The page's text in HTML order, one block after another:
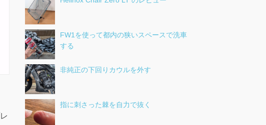
FW1を使って都内の狭いスペースで洗車
する
非純正の下回りカウルを外す
指に刺さった棘を自力で抜く